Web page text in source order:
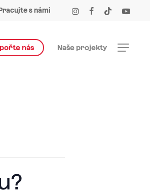
facebook youtube
instagramtiktok
Pracujte s námi
nás Naše projekty Menu